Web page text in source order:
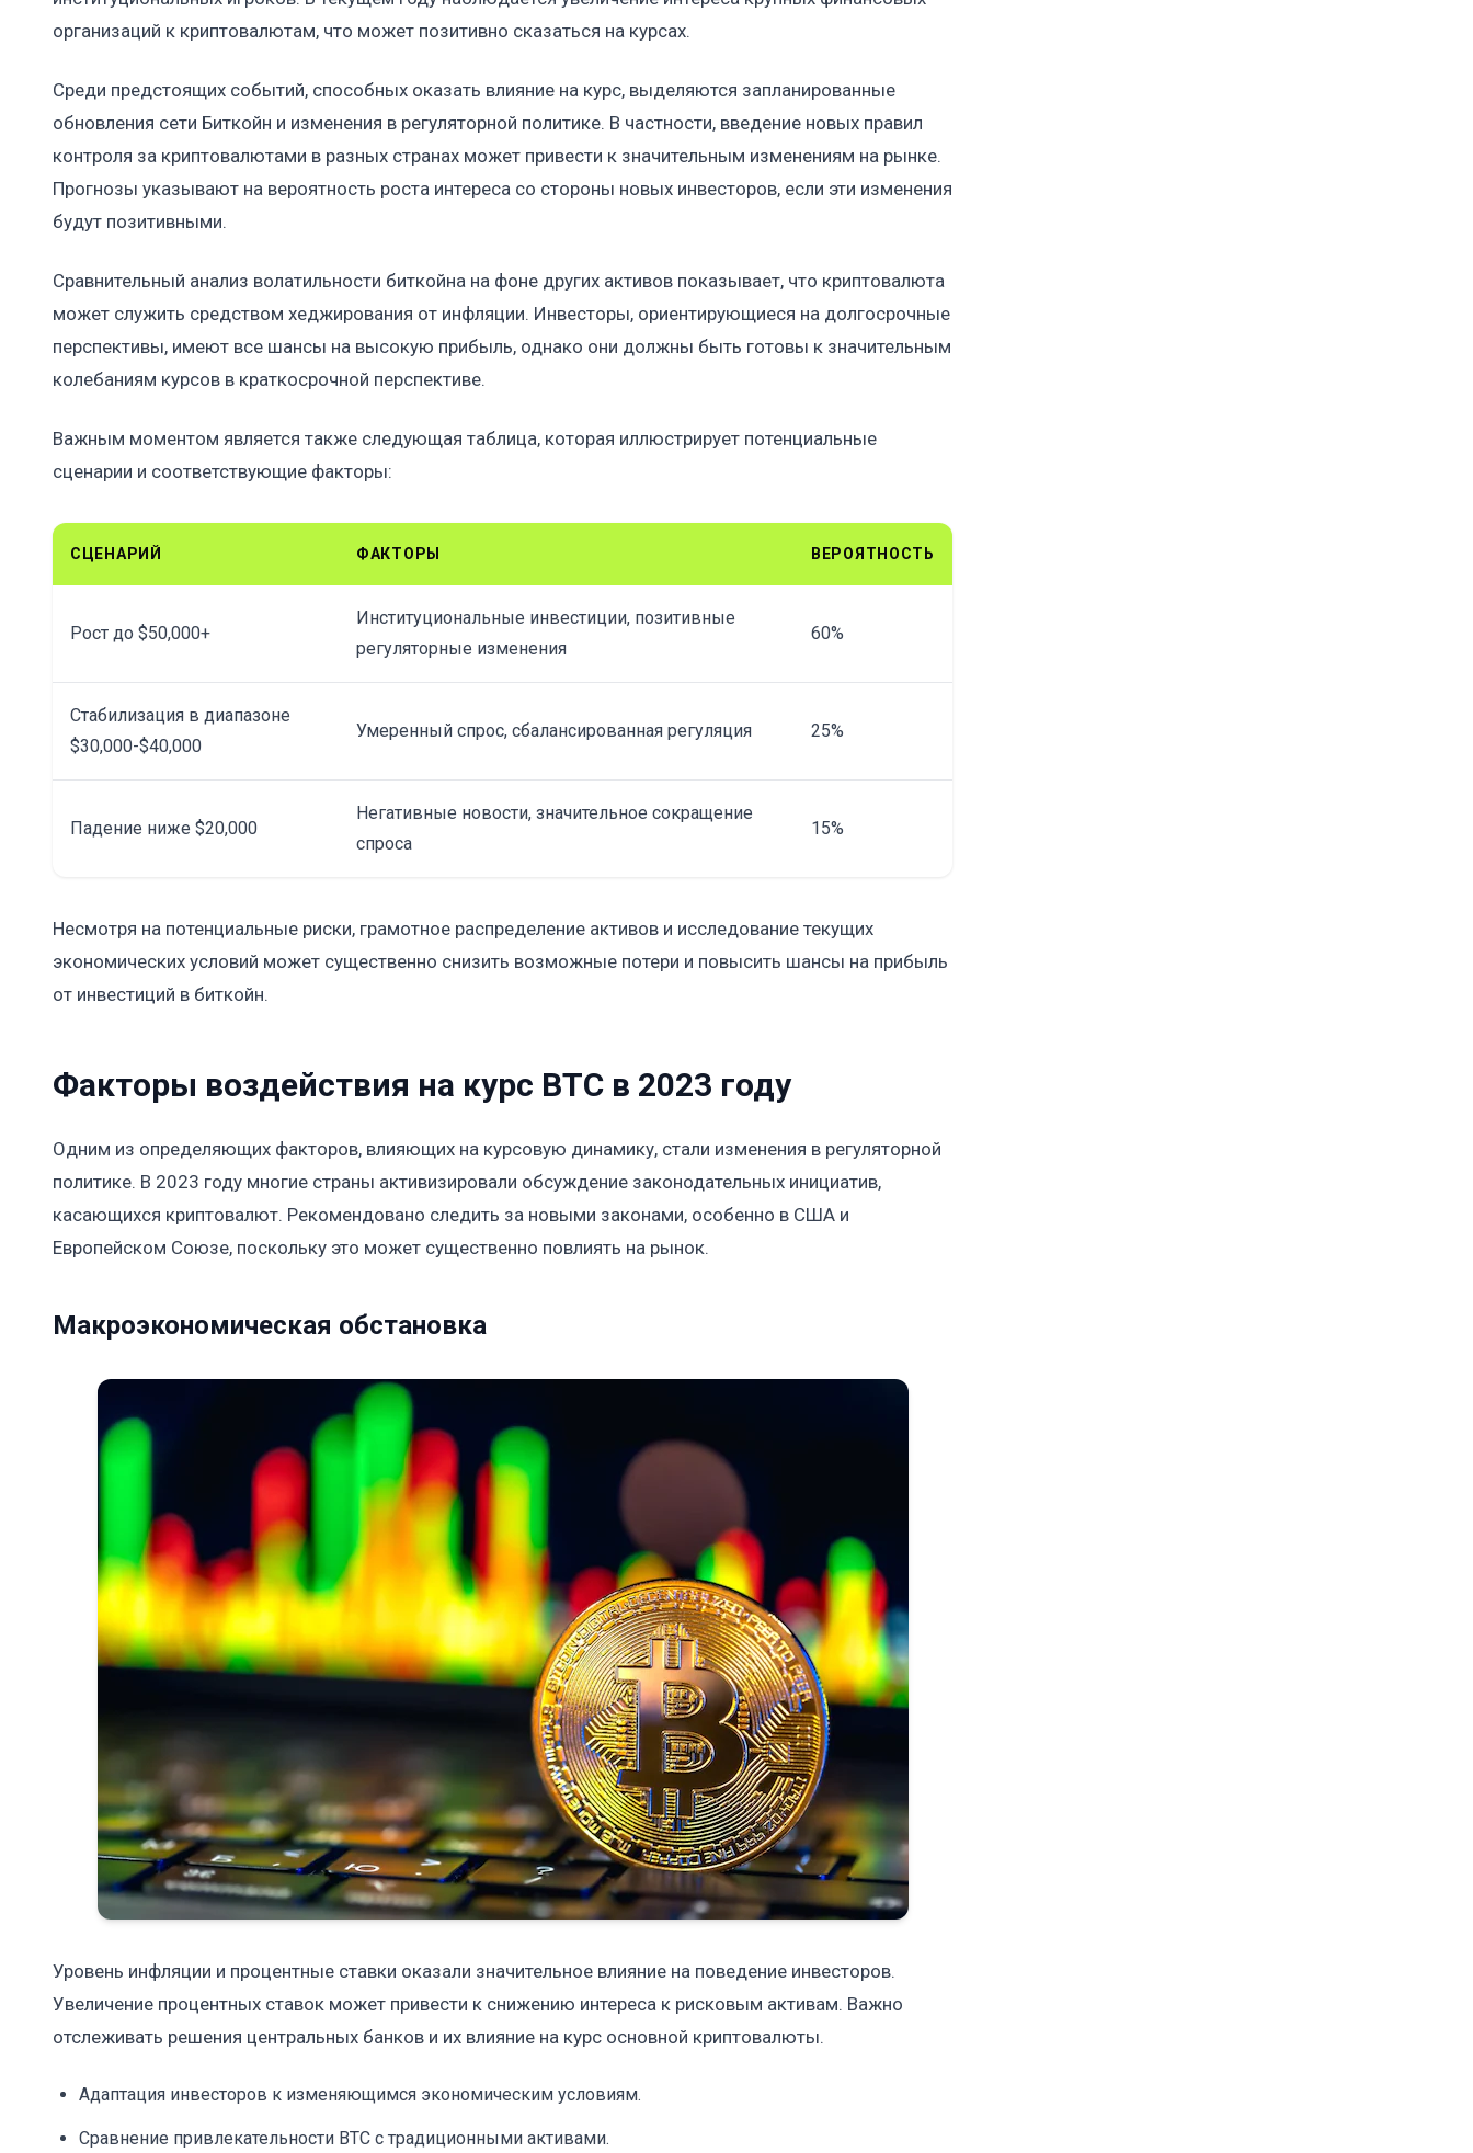
организаций к криптовалютам, что может позитивно сказаться на курсах.
Среди предстоящих событий, способных оказать влияние на курс, выделяются запланированные
обновления сети Биткойн и изменения в регуляторной политике. В частности, введение новых правил
контроля за криптовалютами в разных странах может привести к значительным изменениям на рынке.
Прогнозы указывают на вероятность роста интереса со стороны новых инвесторов, если эти изменения
будут позитивными.
Сравнительный анализ волатильности биткойна на фоне других активов показывает, что криптовалюта
может служить средством хеджирования от инфляции. Инвесторы, ориентирующиеся на долгосрочные
перспективы, имеют все шансы на высокую прибыль, однако они должны быть готовы к значительным
колебаниям курсов в краткосрочной перспективе.
Важным моментом является также следующая таблица, которая иллюстрирует потенциальные
сценарии и соответствующие факторы:
СЦЕНАРИЙ ФАКТОРЫ ВЕРОЯТНОСТЬ
Рост до $50,000+
Институциональные инвестиции, позитивные
регуляторные изменения
60%
Стабилизация в диапазоне
$30,000-$40,000
Умеренный спрос, сбалансированная регуляция 25%
Падение ниже $20,000
Негативные новости, значительное сокращение
спроса
15%
Несмотря на потенциальные риски, грамотное распределение активов и исследование текущих
экономических условий может существенно снизить возможные потери и повысить шансы на прибыль
от инвестиций в биткойн.
Факторы воздействия на курс BTC в 2023 году
Одним из определяющих факторов, влияющих на курсовую динамику, стали изменения в регуляторной
политике. В 2023 году многие страны активизировали обсуждение законодательных инициатив,
касающихся криптовалют. Рекомендовано следить за новыми законами, особенно в США и
Европейском Союзе, поскольку это может существенно повлиять на рынок.
Макроэкономическая обстановка
Уровень инфляции и процентные ставки оказали значительное влияние на поведение инвесторов.
Увеличение процентных ставок может привести к снижению интереса к рисковым активам. Важно
отслеживать решения центральных банков и их влияние на курс основной криптовалюты.
Адаптация инвесторов к изменяющимся экономическим условиям.
Сравнение привлекательности BTC с традиционными активами.